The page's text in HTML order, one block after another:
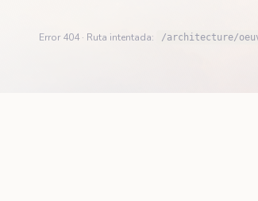
Error 404 · Ruta intentada: /architecture/